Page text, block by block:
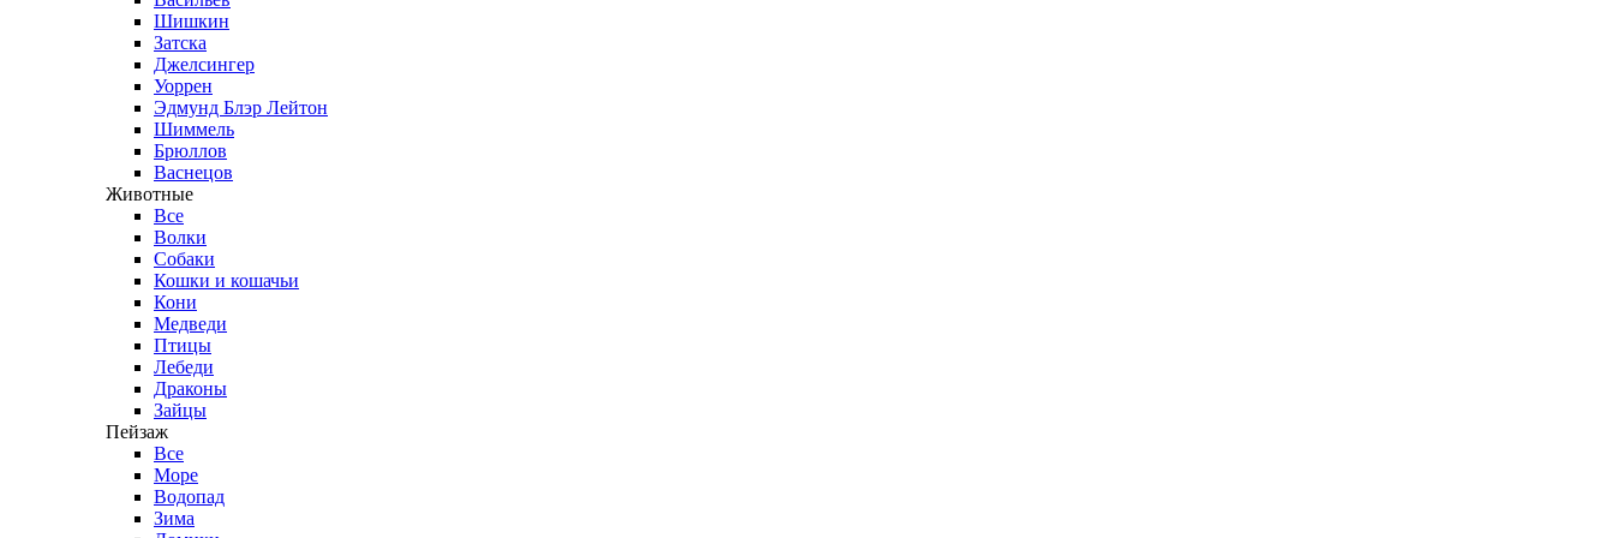
Шишкин
Затска
Джелсингер
Уоррен
Эдмунд Блэр Лейтон
Шиммель
Брюллов
Васнецов
Животные
Все
Волки
Собаки
Кошки и кошачьи
Кони
Медведи
Птицы
Лебеди
Драконы
Зайцы
Пейзаж
Все
Море
Водопад
Зима